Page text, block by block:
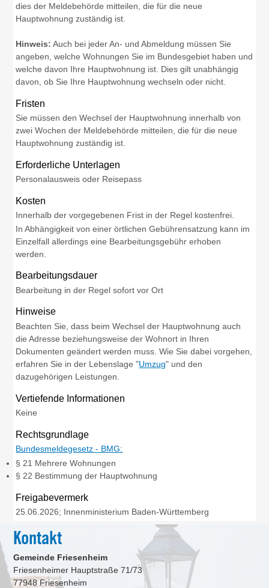
dies der Meldebehörde mitteilen, die für die neue
Hauptwohnung zuständig ist.
Hinweis: Auch bei jeder An- und Abmeldung müssen Sie
angeben, welche Wohnungen Sie im Bundesgebiet haben und
welche davon Ihre Hauptwohnung ist. Dies gilt unabhängig
davon, ob Sie Ihre Hauptwohnung wechseln oder nicht.
Fristen
Sie müssen den Wechsel der Hauptwohnung innerhalb von
zwei Wochen der Meldebehörde mitteilen, die für die neue
Hauptwohnung zuständig ist.
Erforderliche Unterlagen
Personalausweis oder Reisepass
Kosten
Innerhalb der vorgegebenen Frist in der Regel kostenfrei.
In Abhängigkeit von einer örtlichen Gebührensatzung kann im
Einzelfall allerdings eine Bearbeitungsgebühr erhoben
werden.
Bearbeitungsdauer
Bearbeitung in der Regel sofort vor Ort
Hinweise
Beachten Sie, dass beim Wechsel der Hauptwohnung auch
die Adresse beziehungsweise der Wohnort in Ihren
Dokumenten geändert werden muss. Wie Sie dabei vorgehen,
erfahren Sie in der Lebenslage "Umzug" und den
dazugehörigen Leistungen.
Vertiefende Informationen
Keine
Rechtsgrundlage
Bundesmeldegesetz - BMG:
§ 21 Mehrere Wohnungen
§ 22 Bestimmung der Hauptwohnung
Freigabevermerk
25.06.2026; Innenministerium Baden-Württemberg
Kontakt
Gemeinde Friesenheim
Friesenheimer Hauptstraße 71/73
77948 Friesenheim